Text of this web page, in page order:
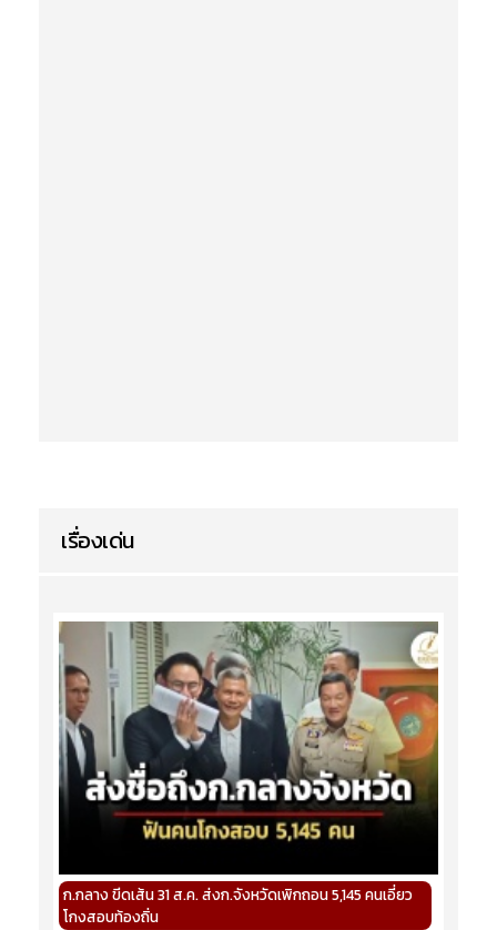
เรื่องเด่น
ก.กลาง ขีดเส้น 31 ส.ค. ส่งก.จังหวัดเพิกถอน 5,145 คนเอี่ยว
โกงสอบท้องถิ่น